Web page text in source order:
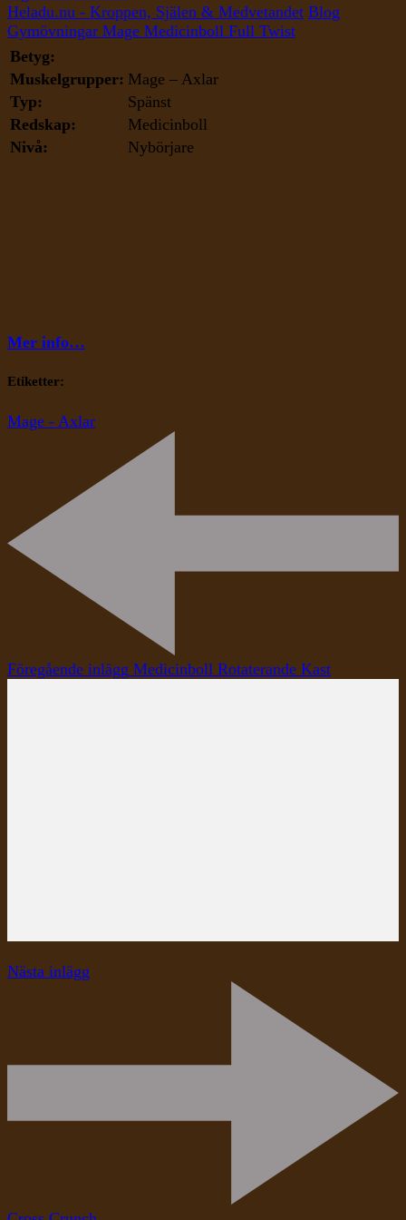
Medicinboll
Full
Heladu.nu - Kroppen, Själen & Medvetandet Blog
Gymövningar Mage Medicinboll Full Twist
Betyg:
Muskelgrupper: Mage – Axlar
Typ:
Spänst
Redskap:
Medicinboll
Nivå:
Nybörjare
Mer info…
Etiketter:
Mage - Axlar
Inläggsnavigering
Föregående inlägg Medicinboll Rotaterande Kast
Nästa inlägg